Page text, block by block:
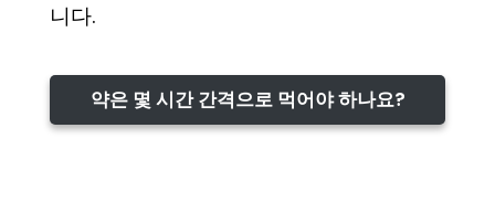
니다.
약은 몇 시간 간격으로 먹어야 하나요?